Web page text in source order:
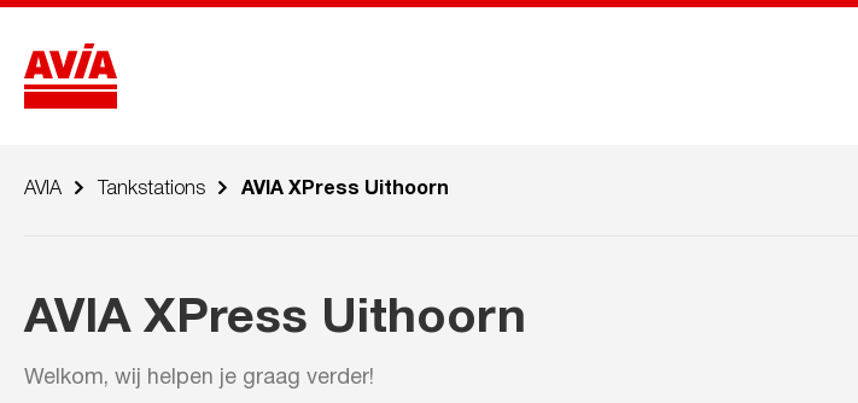
AVIA Tankstations AVIA XPress Uithoorn
AVIA XPress Uithoorn
Welkom, wij helpen je graag verder!